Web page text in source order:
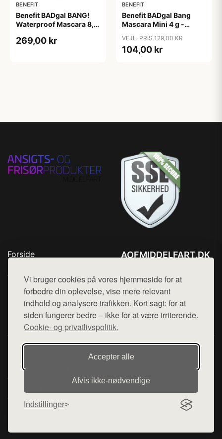
Vi bruger cookies på vores hjemmeside for at
forbedre din oplevelse, vise mere relevant
indhold og analysere trafikken. Kort sagt: for at
siden fungerer bedre – ikke for at være irriterende.
Cookie- og privatlivspolitik.
Accepter alle
Afvis ikke‑nødvendige
Indstillinger
BENEFIT
Benefit BADgal BANG!
Waterproof Mascara 8,5
269,00 kr
BENEFIT
Benefit BADgal Bang
Mascara Mini 4 g -
VEJL. PRIS 129,00 KR
104,00 kr
Forside
Top Rabatter
Blog
Kontakt
AOFMIDDELFART.DK
Mail: hej@want.dk
Cookie- og privatlivspolitik
Denne side er en del af want.dk, der udgiver en række
hjemmesider med præsentation af forskellige produkter fra
diverse webshops. Der sælges ikke varer fra denne side - vi
henviser til de shops, som sælger varen. Vi har heller ikke
varerne på lager.